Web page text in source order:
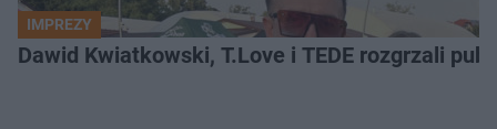
IMPREZY
Dawid Kwiatkowski, T.Love i TEDE rozgrzali